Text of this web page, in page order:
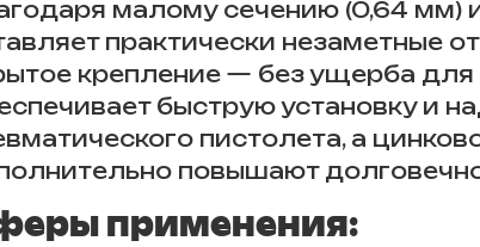
малому сечению (0,64 мм)
практически незаметные
крепление — без ущерба
быструю установку и
пистолета, а
повышают
применения: